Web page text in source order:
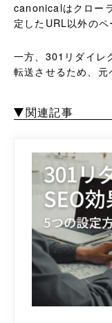
canonicalはクロー
定したURL以外のペ
一方、301リダイレ
転送させるため、元
関連記事